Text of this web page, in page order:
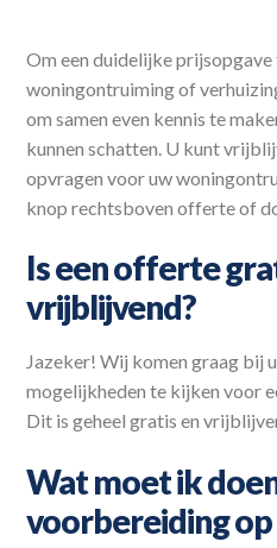
Om een duidelijke
woningontruiming of
om samen even kennis te
kunnen schatten. U kunt
opvragen voor uw
knop rechtsboven offerte of
Is een offerte
vrijblijvend?
Jazeker! Wij komen graag bij
mogelijkheden te kijken voor
Dit is geheel gratis en
Wat moet ik
voorbereiding